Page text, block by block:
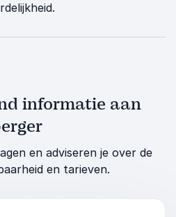
informatie aan
en adviseren je over de
en tarieven.